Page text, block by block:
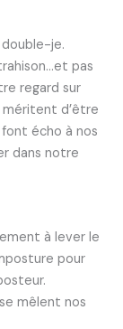
je.
pas
regard sur
méritent d’être
font écho à nos
dans notre
à lever le
pour
mêlent nos